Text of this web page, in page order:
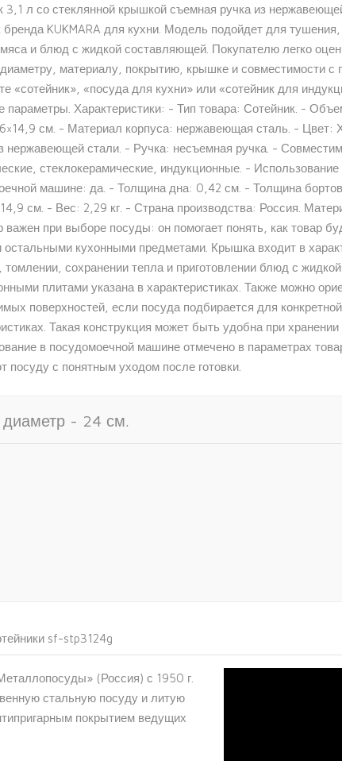
3,1 л со стеклянной крышкой съемная ручка из
бренда KUKMARA для кухни. Модель подойдет для
и блюд с жидкой составляющей. Покупателю легко
материалу, покрытию, крышке и совместимости с
«сотейник», «посуда для кухни» или «сотейник для
параметры. Характеристики: - Тип товара: Сотейник. -
см. - Материал корпуса: нержавеющая сталь. - Цвет:
нержавеющей стали. - Ручка: несъемная ручка. -
стеклокерамические, индукционные. -
машине: да. - Толщина дна: 0,42 см. - Толщина
см. - Вес: 2,29 кг. - Страна производства: Россия.
важен при выборе посуды: он помогает понять, как товар
остальными кухонными предметами. Крышка входит в
томлении, сохранении тепла и приготовлении блюд с
плитами указана в характеристиках. Также можно
поверхностей, если посуда подбирается для
Такая конструкция может быть удобна при
в посудомоечной машине отмечено в параметрах
посуду с понятным уходом после готовки.
- 24 см.
sf-stp3124g
(Россия) с 1950 г.
стальную посуду и литую
покрытием ведущих